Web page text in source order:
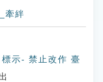
牽絆
示- 禁止改作 臺